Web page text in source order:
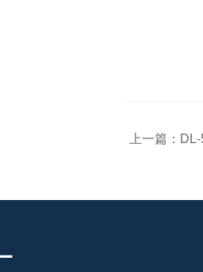
上一篇：